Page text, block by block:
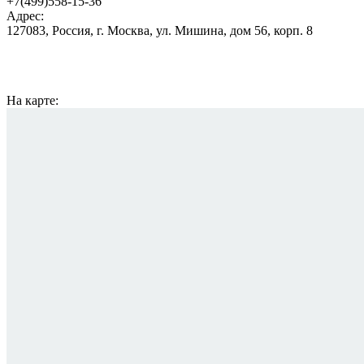
Адрес:
127083, Россия, г. Москва, ул. Мишина, дом 56, корп. 8
На карте: